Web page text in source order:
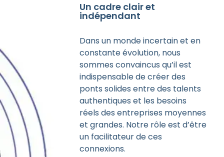
Un cadre clair et
indépendant
Dans un monde incertain et en
constante évolution, nous
sommes convaincus qu’il est
indispensable de créer des
ponts solides entre des talents
authentiques et les besoins
réels des entreprises moyennes
et grandes. Notre rôle est d’être
un facilitateur de ces
connexions.